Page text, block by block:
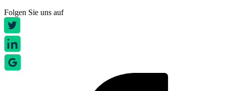
Folgen Sie uns auf